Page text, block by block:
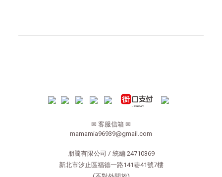
✉ 客服信箱 ✉
mamamia96939@gmail.com
朋騰有限公司 / 統編 24710369
新北市汐止區福德一路141巷41號7樓